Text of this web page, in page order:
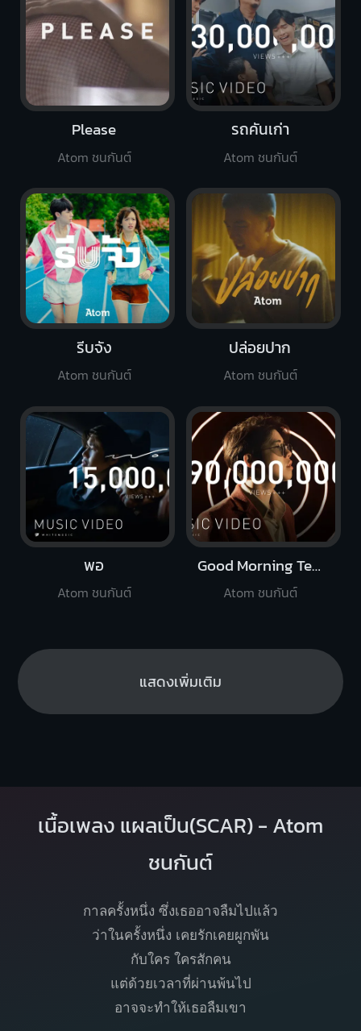
Please
Atom ชนกันต์
พอ
Atom ชนกันต์
ปล่อยปาก
Atom ชนกันต์
Good Morning Teacher
Atom ชนกันต์
รถคันเก่า
Atom ชนกันต์
รีบจัง
Atom ชนกันต์
แสดงเพิ่มเติม
เนื้อเพลง แผลเป็น(SCAR) - Atom
ชนกันต์
กาลครั้งหนึ่ง ซึ่งเธออาจลืมไปแล้ว
ว่าในครั้งหนึ่ง เคยรักเคยผูกพัน
กับใคร ใครสักคน
แต่ด้วยเวลาที่ผ่านพ้นไป
อาจจะทำให้เธอลืมเขา